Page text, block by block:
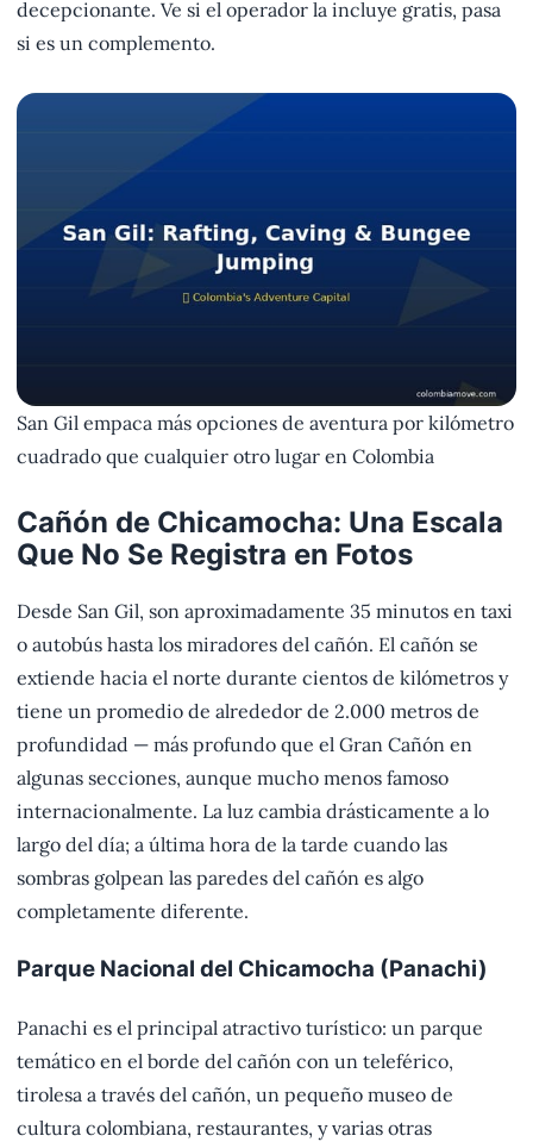
decepcionante. Ve si el operador la incluye gratis, pasa
si es un complemento.
San Gil empaca más opciones de aventura por kilómetro
cuadrado que cualquier otro lugar en Colombia
Cañón de Chicamocha: Una Escala
Que No Se Registra en Fotos
Desde San Gil, son aproximadamente 35 minutos en taxi
o autobús hasta los miradores del cañón. El cañón se
extiende hacia el norte durante cientos de kilómetros y
tiene un promedio de alrededor de 2.000 metros de
profundidad — más profundo que el Gran Cañón en
algunas secciones, aunque mucho menos famoso
internacionalmente. La luz cambia drásticamente a lo
largo del día; a última hora de la tarde cuando las
sombras golpean las paredes del cañón es algo
completamente diferente.
Parque Nacional del Chicamocha (Panachi)
Panachi es el principal atractivo turístico: un parque
temático en el borde del cañón con un teleférico,
tirolesa a través del cañón, un pequeño museo de
cultura colombiana, restaurantes, y varias otras